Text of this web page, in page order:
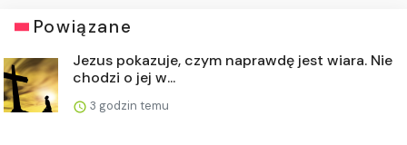
Powiązane
Jezus pokazuje, czym naprawdę jest wiara. Nie
chodzi o jej w...
3 godzin temu